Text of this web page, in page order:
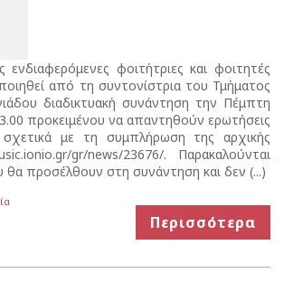
ενδιαφερόμενες φοιτήτριες και φοιτητές
από τη συντονίστρια του Τμήματος
διαδικτυακή συνάντηση την Πέμπτη
προκειμένου να απαντηθούν ερωτήσεις
με τη συμπλήρωση της αρχικής
gr/news/23676/. Παρακαλούνται
θα προσέλθουν στη συνάντηση και δεν (...)
Περισσότερα